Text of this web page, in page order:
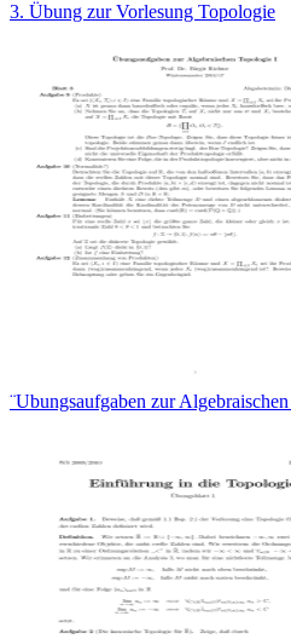
3. Übung zur Vorlesung Topologie
¨Ubungsaufgaben zur